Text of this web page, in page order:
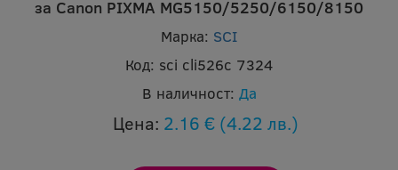
за Canon PIXMA MG5150/5250/6150/8150
Марка: SCI
Код: sci cli526c 7324
В наличност: Да
Цена: 2.16 € (4.22 лв.)